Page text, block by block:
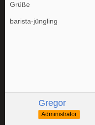
Grüße
barista-jüngling
Gregor
Administrator